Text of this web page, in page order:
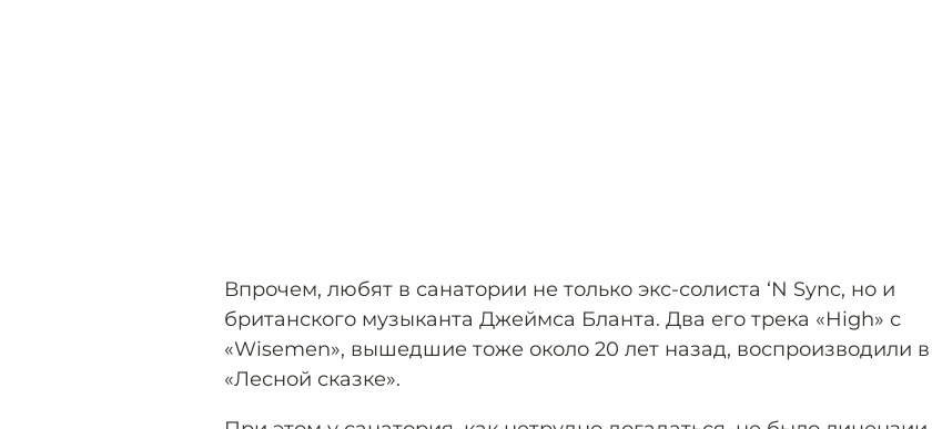
Впрочем, любят в санатории не только экс-солиста ‘N Sync, но и
британского музыканта Джеймса Бланта. Два его трека «High» с
«Wisemen», вышедшие тоже около 20 лет назад, воспроизводили в
«Лесной сказке».